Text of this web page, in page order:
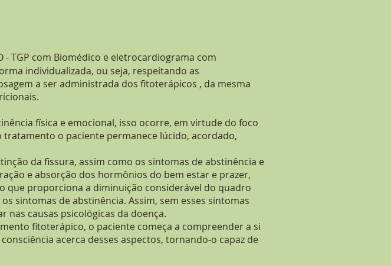
- TGP com Biomédico e eletrocardiograma com
individualizada, ou seja, respeitando as
a ser administrada dos fitoterápicos , da mesma
física e emocional, isso ocorre, em virtude do foco
o paciente permanece lúcido, acordado,
da fissura, assim como os sintomas de abstinência e
e absorção dos hormônios do bem estar e prazer,
que proporciona a diminuição considerável do quadro
sintomas de abstinência. Assim, sem esses sintomas
nas causas psicológicas da doença.
fitoterápico, o paciente começa a compreender a si
acerca desses aspectos, tornando-o capaz de